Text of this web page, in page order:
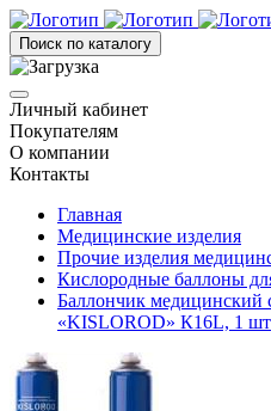
Поиск по каталогу
Личный кабинет
Покупателям
О компании
Контакты
Главная
Медицинские изделия
Прочие изделия
Кислородные баллоны
Баллончик медицинский
«KISLOROD» К16L, 1 шт